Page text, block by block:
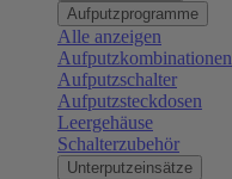
Aufputzprogramme
Alle anzeigen
Aufputzkombinationen
Aufputzschalter
Aufputzsteckdosen
Leergehäuse
Schalterzubehör
Unterputzeinsätze